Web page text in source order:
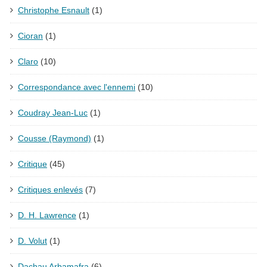
Christophe Esnault (1)
Cioran (1)
Claro (10)
Correspondance avec l'ennemi (10)
Coudray Jean-Luc (1)
Cousse (Raymond) (1)
Critique (45)
Critiques enlevés (7)
D. H. Lawrence (1)
D. Volut (1)